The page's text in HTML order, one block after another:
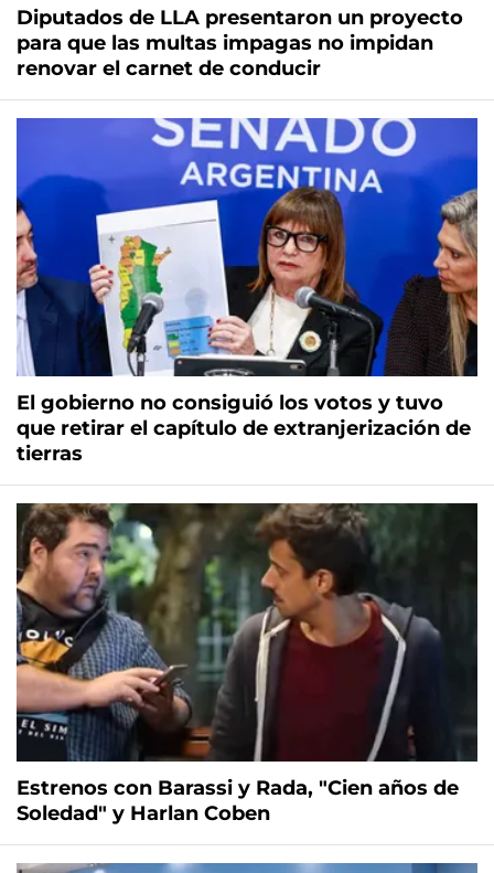
Diputados de LLA presentaron un proyecto
para que las multas impagas no impidan
renovar el carnet de conducir
El gobierno no consiguió los votos y tuvo
que retirar el capítulo de extranjerización de
tierras
Estrenos con Barassi y Rada, "Cien años de
Soledad" y Harlan Coben